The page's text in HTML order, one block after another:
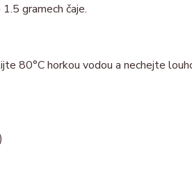
gramech čaje.
80°C horkou vodou a nechejte